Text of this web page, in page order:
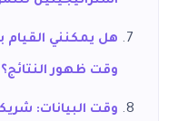
هل يمكنني
وقت ظهور النتائج؟
وقت البيانات: